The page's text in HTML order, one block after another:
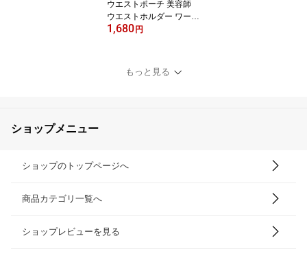
ウエストポーチ 美容師
ウエストホルダー ワーキ
ングホルダー ハンディー
簡単装着 作業 ウエスト
ポーチ 女性 ウエストポ
1,680 円
もっと見る
ショップメニュー
ショップのトップページへ
商品カテゴリ一覧へ
ショップレビューを見る